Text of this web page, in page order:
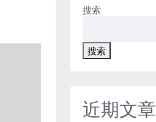
搜索
搜索
近期文章